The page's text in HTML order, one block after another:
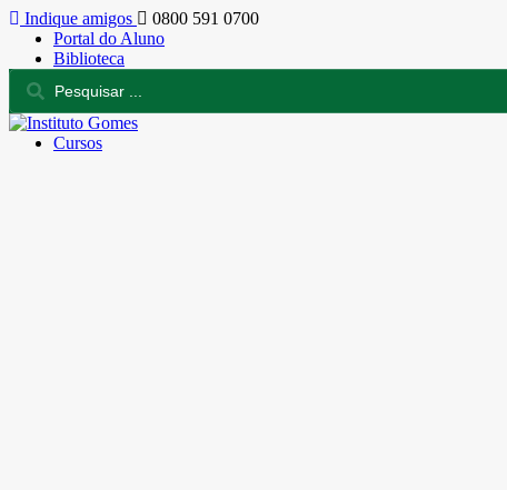
Indique amigos
0800 591 0700
Portal do Aluno
Biblioteca
Cursos